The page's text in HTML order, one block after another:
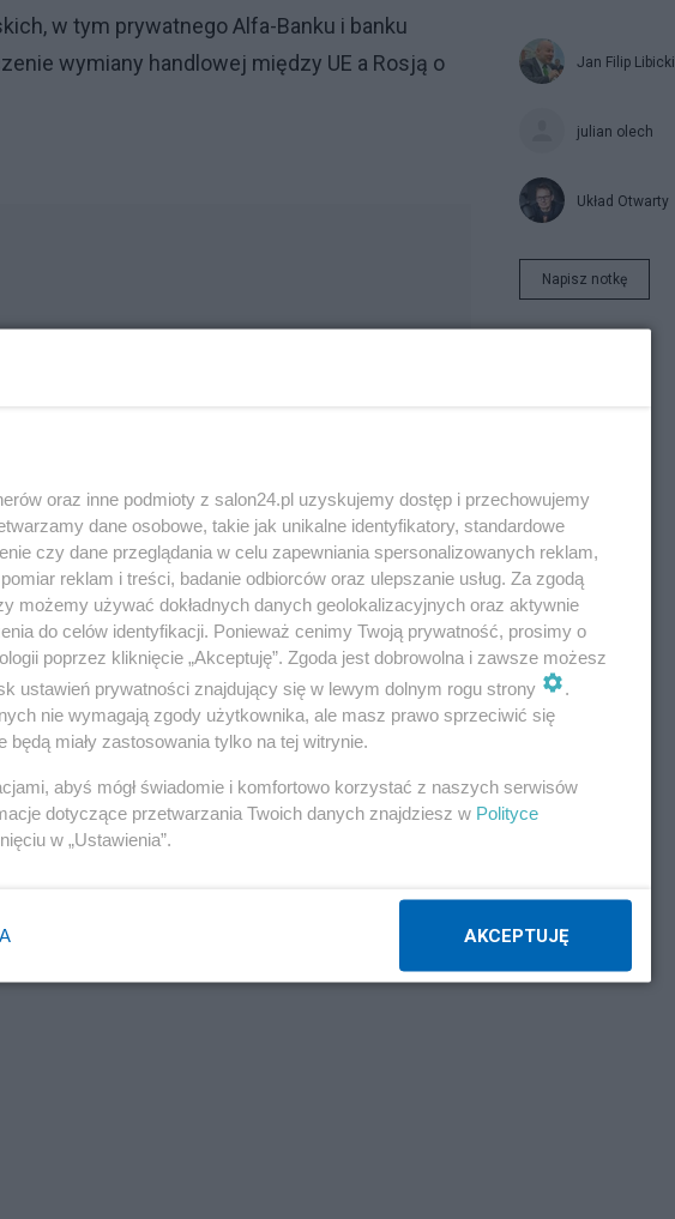
w tym prywatnego Alfa-Banku i banku
wymiany handlowej między UE a Rosją o
Jan Filip Libicki
julian olech
Układ Otwarty
Napisz notkę
oraz inne podmioty z salon24.pl uzyskujemy dostęp i przechowujemy
dane osobowe, takie jak unikalne identyfikatory, standardowe
czy dane przeglądania w celu zapewniania spersonalizowanych reklam,
reklam i treści, badanie odbiorców oraz ulepszanie usług. Za zgodą
możemy używać dokładnych danych geolokalizacyjnych oraz aktywnie
do celów identyfikacji. Ponieważ cenimy Twoją prywatność, prosimy o
poprzez kliknięcie „Akceptuję”. Zgoda jest dobrowolna i zawsze możesz
ustawień prywatności znajdujący się w lewym dolnym rogu strony
.
nie wymagają zgody użytkownika, ale masz prawo sprzeciwić się
miały zastosowania tylko na tej witrynie.
abyś mógł świadomie i komfortowo korzystać z naszych serwisów
dotyczące przetwarzania Twoich danych znajdziesz w Polityce
w „Ustawienia”.
AKCEPTUJĘ